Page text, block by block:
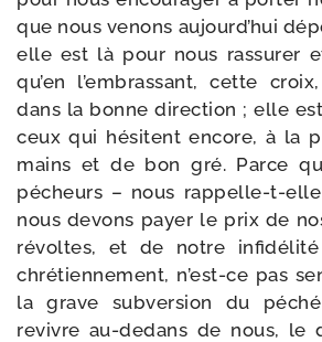
que nous venons aujourd’hui
elle est là pour nous ras­su­rer
qu’en l’embrassant, cette
dans la bonne direc­tion ; elle
ceux qui hésitent encore, à la
mains et de bon gré. Parce
pécheurs – nous rappelle-​t-​
nous devons payer le prix de
révoltes, et de notre
chré­tien­ne­ment, n’est-ce pas
la grave sub­ver­sion du
revivre au-​dedans de nous, le